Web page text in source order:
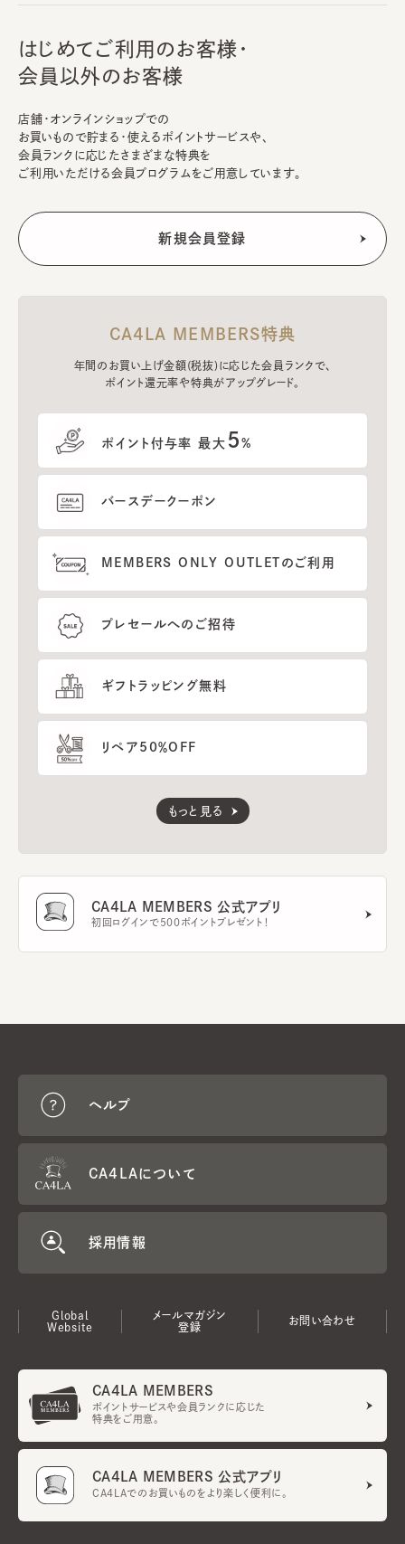
はじめてご利用のお客様・
会員以外のお客様
店舗・オンラインショップでの
お買いもので貯まる・使えるポイントサービスや、
会員ランクに応じたさまざまな特典を
ご利用いただける会員プログラムをご用意しています。
CA4LA MEMBERS特典
年間のお買い上げ金額(税抜)に応じた会員ランクで、
ポイント還元率や特典がアップグレード。
ポイント付与率 最大 5%
バースデークーポン
MEMBERS ONLY OUTLETのご利用
プレセールへのご招待
ギフトラッピング無料
リペア50％OFF
もっと見る
CA4LA MEMBERS 公式アプリ
初回ログインで500ポイントプレゼント！
ヘルプ
CA4LAについて
採用情報
Global
Website
メールマガジン
登録
お問い合わせ
CA4LA MEMBERS
ポイントサービスや会員ランクに応じた
特典をご用意。
CA4LA MEMBERS 公式アプリ
CA4LAでのお買いものをより楽しく便利に。